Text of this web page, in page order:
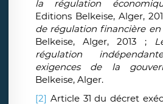
la régulation
Editions Belkeise, Alger,
de régulation financière en
Belkeise, Alger, 2013 ;
régulation
exigences de la
Belkeise, Alger.
[2] Article 31 du décret